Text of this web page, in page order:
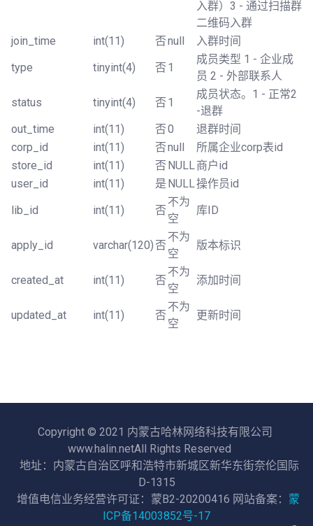
入群）3 - 通过扫描群
二维码入群
join_time
int(11) 否null
入群时间
type
tinyint(4) 否 1
成员类型 1 - 企业成
员 2 - 外部联系人
status
tinyint(4) 否 1
成员状态。1 - 正常2
-退群
out_time
int(11) 否0
退群时间
corp_id
int(11) 否null
所属企业corp表id
store_id
int(11) 否 NULL商户id
user_id
int(11) 是 NULL操作员id
lib_id
int(11) 否
不为
空
库ID
apply_id varchar(120) 否
不为
空
版本标识
created_at int(11) 否
不为
空
添加时间
updated_at int(11) 否
不为
空
更新时间
Copyright © 2021 内蒙古哈林网络科技有限公司
www.halin.netAll Rights Reserved
地址：内蒙古自治区呼和浩特市新城区新华东街奈伦国际
D-1315
增值电信业务经营许可证：蒙B2-20200416 网站备案： 蒙
ICP备14003852号-17